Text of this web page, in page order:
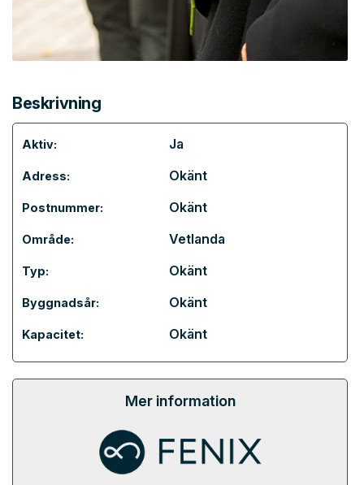
Beskrivning
Aktiv: Ja
Adress: Okänt
Postnummer: Okänt
Område: Vetlanda
Typ: Okänt
Byggnadsår: Okänt
Kapacitet: Okänt
Mer information